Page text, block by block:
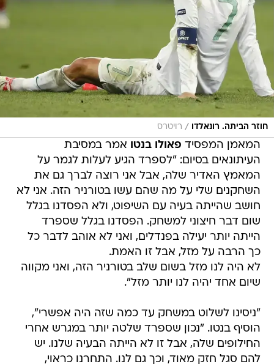
חוזר הביתה. רונאלדו / רויטרס
המאמן המפסיד פאולו בנטו אמר במסיבת
העיתונאים בסיום: "לספרד הגיע לעלות לגמר על
המאמץ האדיר שלה, אבל אני רוצה לברך גם את
השחקנים שלי על מה שהם עשו בטורניר הזה. אני לא
חושב שהייתה בעיה עם השיפוט, ולא הפסדנו בגלל
שום דבר חיצוני למשחק. הפסדנו בגלל שספרד
הייתה יותר יעילה בפנדלים, ואני לא אוהב לדבר כל
כך הרבה על מזל, אבל זו האמת.
לא היה לנו מזל בשום שלב בטורניר הזה, ואני מקווה
שיום אחד יהיה לנו יותר מזל".
"ניסינו לשלוט במשחק עד כמה שזה היה אפשרי",
הוסיף בנטו. "נכון שספרד שלטה יותר במגרש אחרי
החילופים שלה, אבל זו לא הייתה הבעיה שלנו. יש
להם סגל חזק מאוד, וכך גם לנו. התחרנו כראוי,